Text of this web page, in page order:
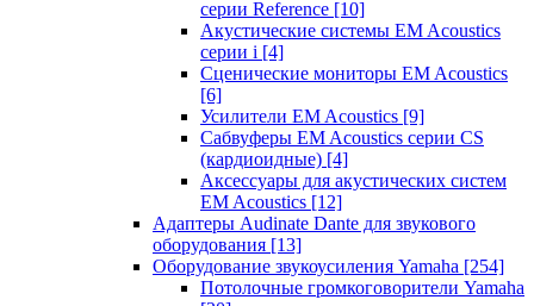
серии Reference [10]
Акустические системы EM Acoustics
серии i [4]
Сценические мониторы EM Acoustics
[6]
Усилители EM Acoustics [9]
Сабвуферы EM Acoustics серии CS
(кардиоидные) [4]
Аксессуары для акустических систем
EM Acoustics [12]
Адаптеры Audinate Dante для звукового
оборудования [13]
Оборудование звукоусиления Yamaha [254]
Потолочные громкоговорители Yamaha